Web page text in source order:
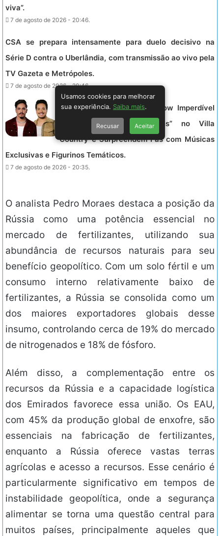
viva”.
7 de agosto de 2026 - 20:46.
CSA se prepara intensamente para duelo decisivo na
Série D contra o Uberlândia, com transmissão ao vivo pela
TV Gazeta e Metrópoles.
7 de agosto de 2026 - 20:46.
Kaíque e Felipe Lançam Show Imperdível
com Áudio-Visual “Origens” no Villa
Country e Surpreendem Fãs com Músicas
Exclusivas e Figurinos Temáticos.
7 de agosto de 2026 - 20:35.
O analista Pedro Moraes destaca a posição da
Rússia como uma potência essencial no
mercado de fertilizantes, utilizando sua
abundância de recursos naturais para seu
benefício geopolítico. Com um solo fértil e um
consumo interno relativamente baixo de
fertilizantes, a Rússia se consolida como um
dos maiores exportadores globais desse
insumo, controlando cerca de 19% do mercado
de nitrogenados e 18% de fósforo.
Além disso, a complementação entre os
recursos da Rússia e a capacidade logística
dos Emirados favorece essa união. Os EAU,
com 45% da produção global de enxofre, são
essenciais na fabricação de fertilizantes,
enquanto a Rússia oferece vastas terras
agrícolas e acesso a recursos. Esse cenário é
particularmente significativo em tempos de
instabilidade geopolítica, onde a segurança
alimentar se torna uma questão central para
muitos países, principalmente aqueles que
Usamos cookies para melhorar
sua experiência. Saiba mais
Recusar Aceitar